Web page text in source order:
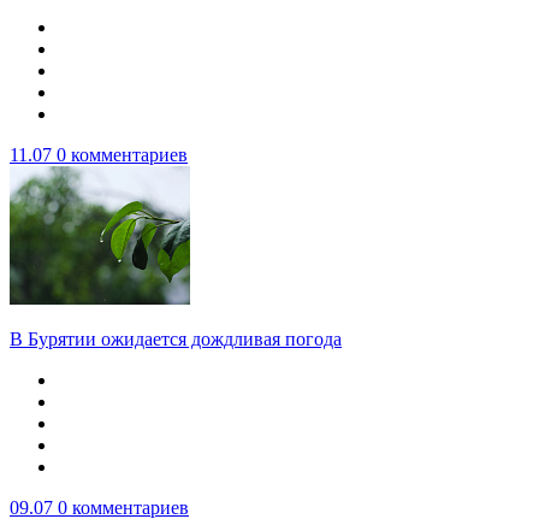
11.07 0 комментариев
В Бурятии ожидается дождливая погода
09.07 0 комментариев